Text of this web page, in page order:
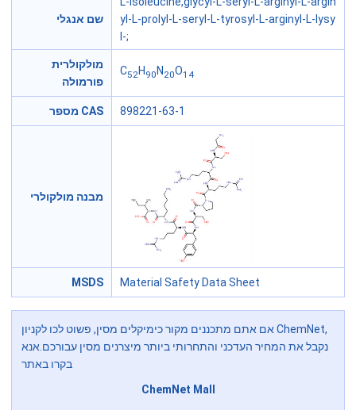
שם אנגלי
yl-L-prolyl-L-seryl-L-tyrosyl-L-arginyl-L-lysy
l-;
מולקולרית
פורמולה
C52H 90 N 20O14
מספר CAS 898221-63-1
מבנה מולקולרי
MSDS Material Safety Data Sheet
אם אתם מתכננים מקור כימיקלים מסין, פשוט לכו לקניון ChemNet,
נקבל את המחיר העדכני והתחרותי ביותר מיצרנים מסין עבורכם.אנא
בקרו באתר
ChemNet Mall